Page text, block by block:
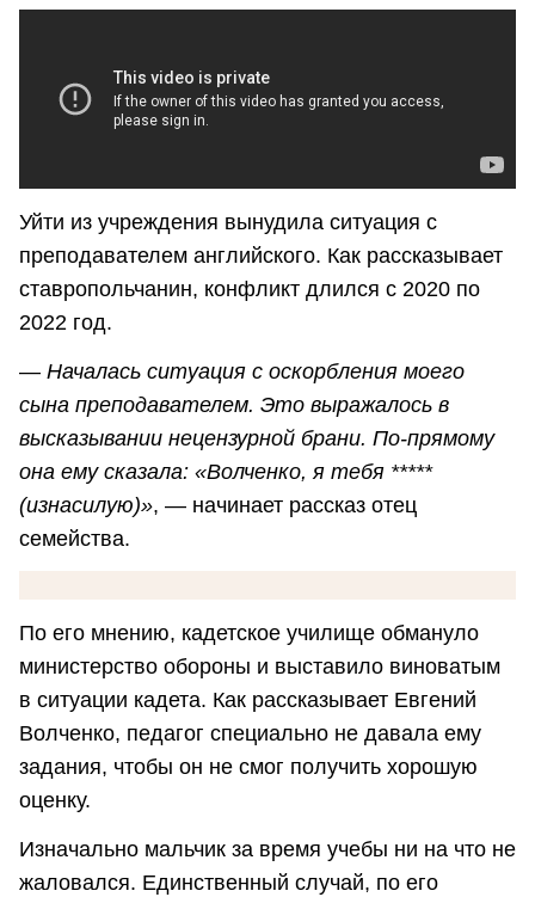
Уйти из учреждения вынудила ситуация с
преподавателем английского. Как рассказывает
ставропольчанин, конфликт длился с 2020 по
2022 год.
― Началась ситуация с оскорбления моего
сына преподавателем. Это выражалось в
высказывании нецензурной брани. По-прямому
она ему сказала: «Волченко, я тебя *****
(изнасилую)», ― начинает рассказ отец
семейства.
По его мнению, кадетское училище обмануло
министерство обороны и выставило виноватым
в ситуации кадета. Как рассказывает Евгений
Волченко, педагог специально не давала ему
задания, чтобы он не смог получить хорошую
оценку.
Изначально мальчик за время учебы ни на что не
жаловался. Единственный случай, по его